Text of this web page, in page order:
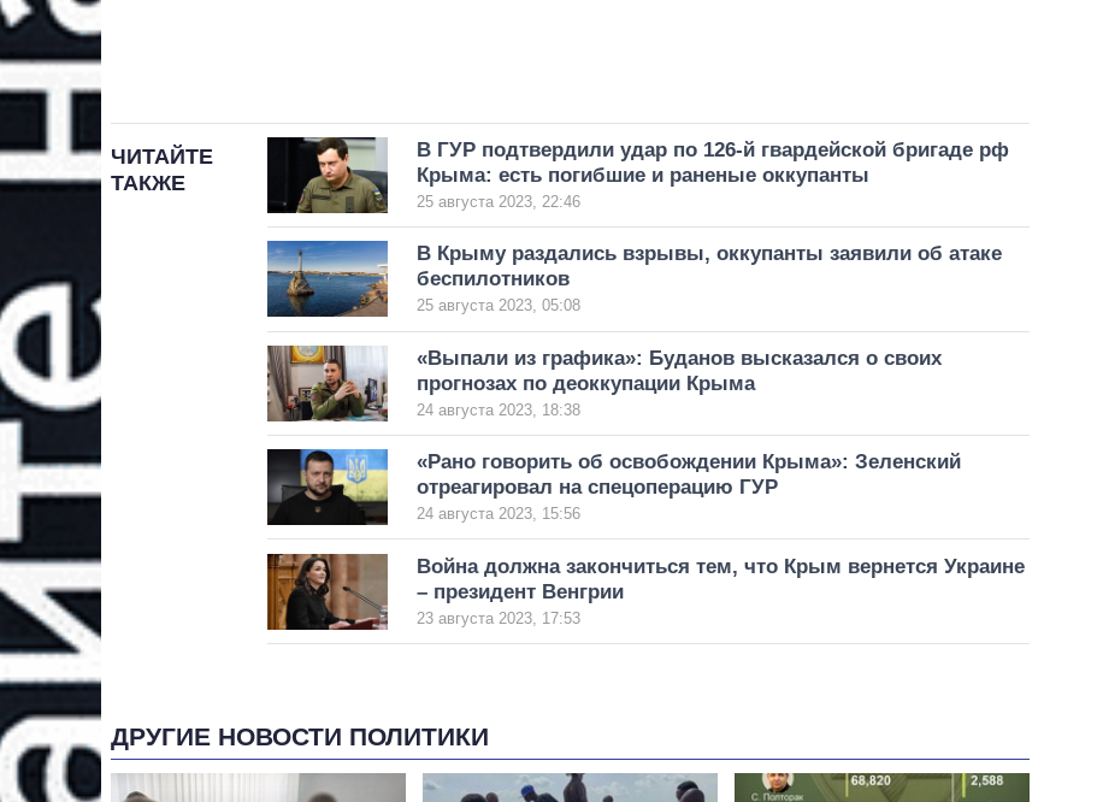
ЧИТАЙТЕ
ТАКЖЕ
В ГУР подтвердили удар по 126-й гвардейской бригаде рф
Крыма: есть погибшие и раненые оккупанты
25 августа 2023, 22:46
В Крыму раздались взрывы, оккупанты заявили об атаке
беспилотников
25 августа 2023, 05:08
«Выпали из графика»: Буданов высказался о своих
прогнозах по деоккупации Крыма
24 августа 2023, 18:38
«Рано говорить об освобождении Крыма»: Зеленский
отреагировал на спецоперацию ГУР
24 августа 2023, 15:56
Война должна закончиться тем, что Крым вернется Украине
– президент Венгрии
23 августа 2023, 17:53
ДРУГИЕ НОВОСТИ ПОЛИТИКИ